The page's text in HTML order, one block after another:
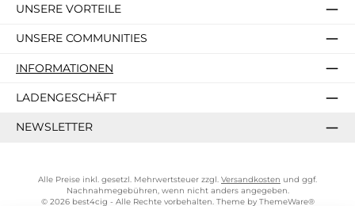
UNSERE VORTEILE
UNSERE COMMUNITIES
INFORMATIONEN
LADENGESCHÄFT
NEWSLETTER
Alle Preise inkl. gesetzl. Mehrwertsteuer zzgl. Versandkosten und ggf.
Nachnahmegebühren, wenn nicht anders angegeben.
© 2026 best4cig - Alle Rechte vorbehalten. Theme by ThemeWare®